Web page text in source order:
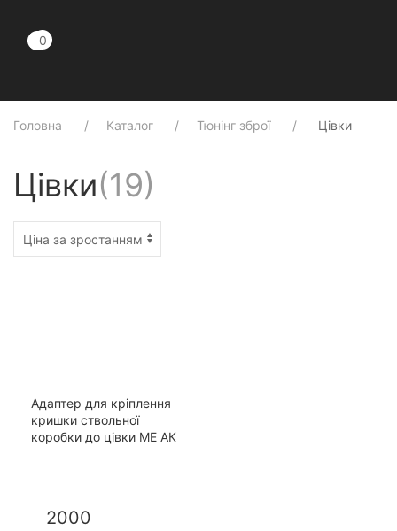
00
Головна Каталог Тюнінг зброї Цівки
Цівки(19)
Адаптер для кріплення
кришки ствольної
коробки до цівки МЕ АК
2000